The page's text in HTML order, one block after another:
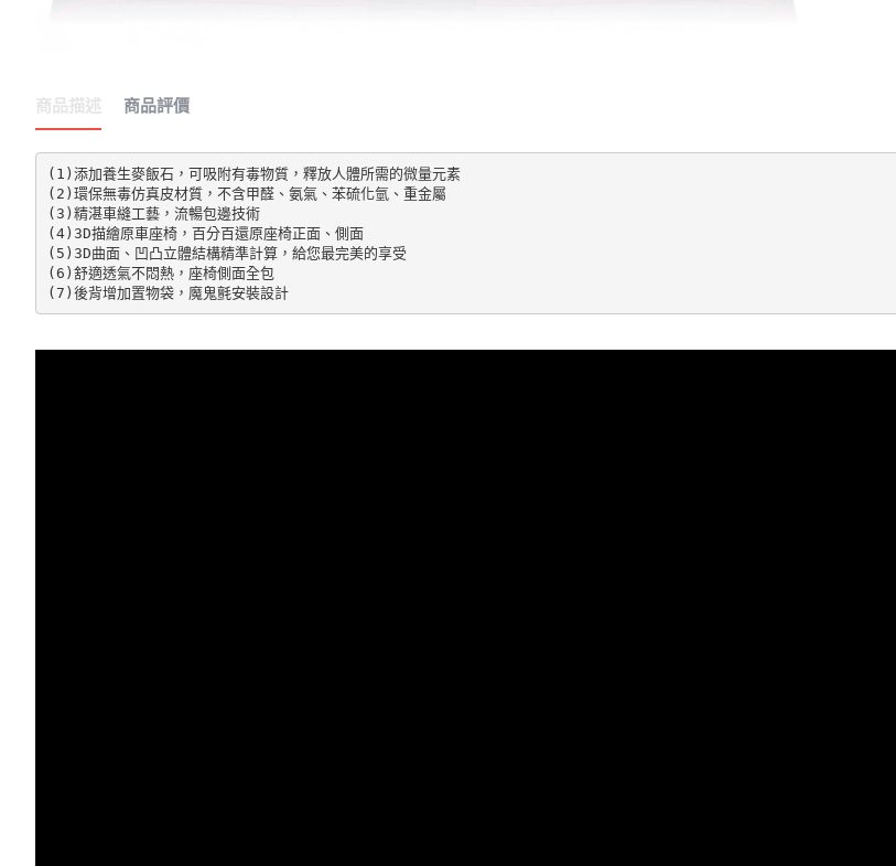
商品描述 商品評價
(1)添加養生麥飯石，可吸附有毒物質，釋放人體所需的微量元素
(2)環保無毒仿真皮材質，不含甲醛、氨氣、苯硫化氫、重金屬
(3)精湛車縫工藝，流暢包邊技術
(4)3D描繪原車座椅，百分百還原座椅正面、側面
(5)3D曲面、凹凸立體結構精準計算，給您最完美的享受
(6)舒適透氣不悶熱，座椅側面全包
(7)後背增加置物袋，魔鬼氈安裝設計